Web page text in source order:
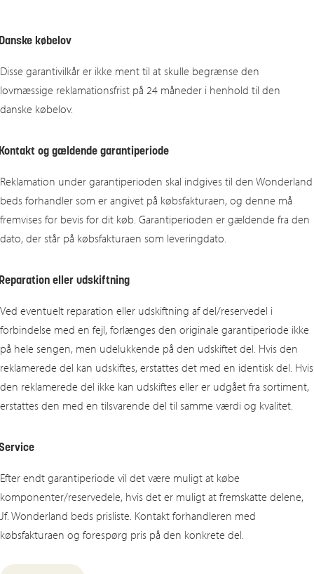
købelov
Disse garantivilkår er ikke ment til at skulle begrænse den
lovmæssige reklamationsfrist på 24 måneder i henhold til den
danske købelov.
og gældende garantiperiode
Reklamation under garantiperioden skal indgives til den Wonderland
beds forhandler som er angivet på købsfakturaen, og denne må
fremvises for bevis for dit køb. Garantiperioden er gældende fra den
dato, der står på købsfakturaen som leveringdato.
eller udskiftning
Ved eventuelt reparation eller udskiftning af del/reservedel i
forbindelse med en fejl, forlænges den originale garantiperiode ikke
på hele sengen, men udelukkende på den udskiftet del. Hvis den
reklamerede del kan udskiftes, erstattes det med en identisk del. Hvis
den reklamerede del ikke kan udskiftes eller er udgået fra sortiment,
erstattes den med en tilsvarende del til samme værdi og kvalitet.
Efter endt garantiperiode vil det være muligt at købe
komponenter/reservedele, hvis det er muligt at fremskatte delene,
Jf. Wonderland beds prisliste. Kontakt forhandleren med
købsfakturaen og forespørg pris på den konkrete del.